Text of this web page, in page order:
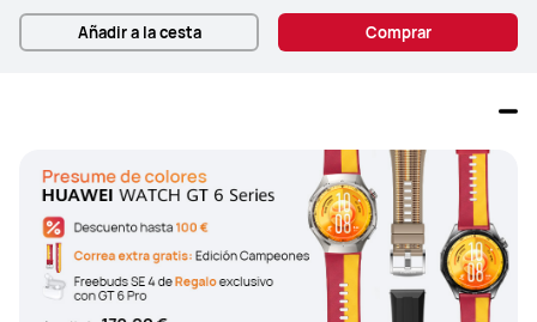
Añadir a la cesta Comprar